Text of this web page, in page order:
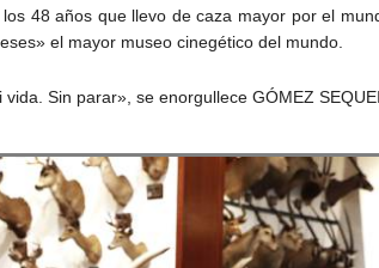
48 años que llevo de caza mayor por el
el mayor museo cinegético del mundo.
Sin parar», se enorgullece GÓMEZ